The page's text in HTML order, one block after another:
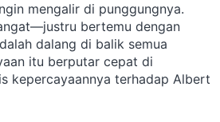
mengalir di punggungnya.
bertemu dengan
dalang di balik semua
itu berputar cepat di
kepercayaannya terhadap Albert